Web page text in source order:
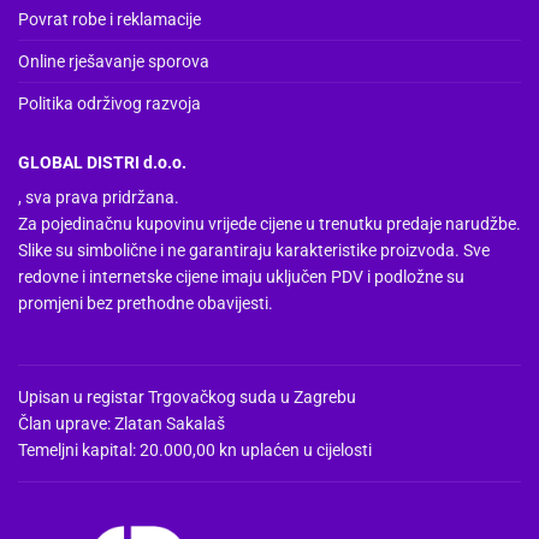
Povrat robe i reklamacije
Online rješavanje sporova
Politika održivog razvoja
GLOBAL DISTRI d.o.o.
, sva prava pridržana.
Za pojedinačnu kupovinu vrijede cijene u trenutku predaje narudžbe.
Slike su simbolične i ne garantiraju karakteristike proizvoda. Sve
redovne i internetske cijene imaju uključen PDV i podložne su
promjeni bez prethodne obavijesti.
Upisan u registar Trgovačkog suda u Zagrebu
Član uprave: Zlatan Sakalaš
Temeljni kapital: 20.000,00 kn uplaćen u cijelosti